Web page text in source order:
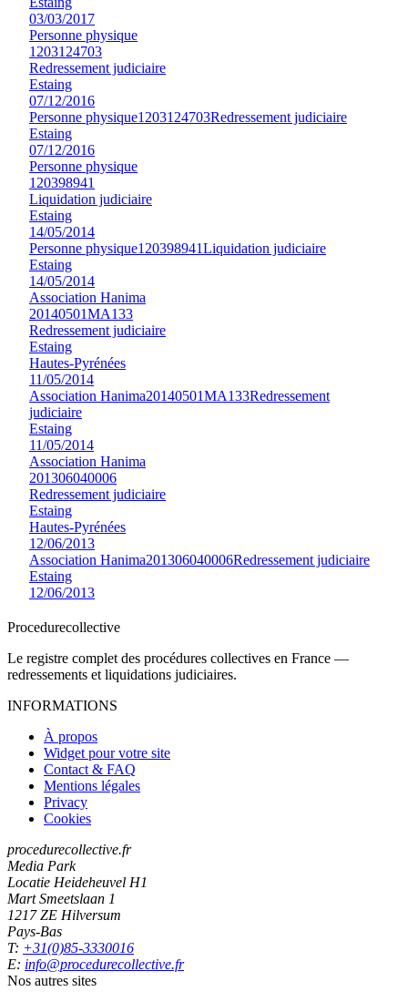
03/03/2017
Personne physique
1203124703
Redressement judiciaire
Estaing
07/12/2016
Personne physique1203124703Redressement judiciaire
Estaing
07/12/2016
Personne physique
120398941
Liquidation judiciaire
Estaing
14/05/2014
Personne physique120398941Liquidation judiciaire
Estaing
14/05/2014
Association Hanima
20140501MA133
Redressement judiciaire
Estaing
Hautes-Pyrénées
11/05/2014
Association Hanima20140501MA133Redressement
judiciaire
Estaing
11/05/2014
Association Hanima
201306040006
Redressement judiciaire
Estaing
Hautes-Pyrénées
12/06/2013
Association Hanima201306040006Redressement judiciaire
Estaing
12/06/2013
Procedurecollective
Le registre complet des procédures collectives en France —
redressements et liquidations judiciaires.
INFORMATIONS
À propos
Widget pour votre site
Contact & FAQ
Mentions légales
Privacy
Cookies
procedurecollective.fr
Media Park
Locatie Heideheuvel H1
Mart Smeetslaan 1
1217 ZE Hilversum
Pays-Bas
T: +31(0)85-3330016
E: info@procedurecollective.fr
Nos autres sites